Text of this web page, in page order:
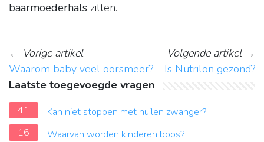
baarmoederhals zitten.
← Vorige artikel
Waarom baby veel oorsmeer?
Volgende artikel→
Is Nutrilon gezond?
Laatste toegevoegde vragen
41
Kan niet stoppen met huilen zwanger?
16
Waarvan worden kinderen boos?